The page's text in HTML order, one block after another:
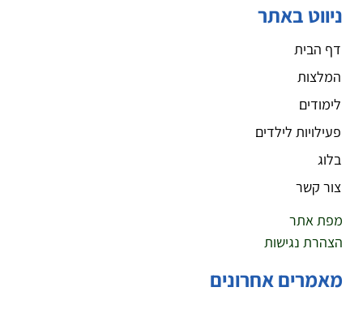
ניווט באתר
דף הבית
המלצות
לימודים
פעילויות לילדים
בלוג
צור קשר
מפת אתר
הצהרת נגישות
מאמרים אחרונים